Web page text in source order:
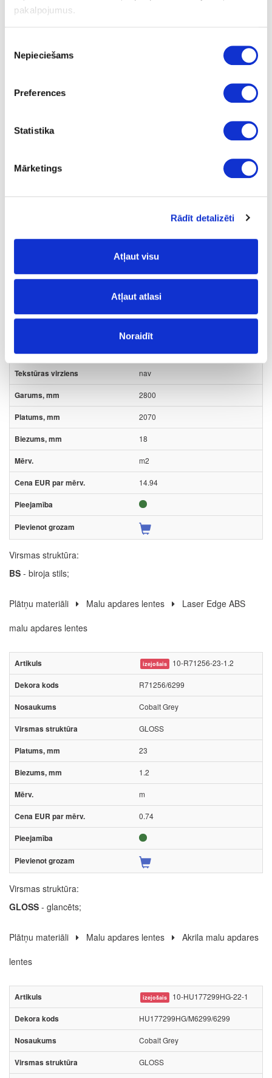
pakalpojumus.
izvēle
Nepieciešams
Preferences
Statistika
Mārketings
Rādīt detalizēti
Atļaut visu
Atļaut atlasi
Noraidīt
BS- biroja stils;
01-B6299-BS-18
nav
2800
2070
18
m2
14.94
Virsmas struktūra:
BS - biroja stils;
Plātņu materiāli Malu apdares lentes
Laser Edge ABS
malu apdares lentes
izejošais 10-R71256-23-1.2
R71256/6299
Cobalt Grey
GLOSS
23
1.2
m
0.74
Virsmas struktūra:
GLOSS - glancēts;
Plātņu materiāli Malu apdares lentes
Akrila malu apdares
lentes
izejošais 10-HU177299HG-22-1
HU177299HG/M6299/6299
Cobalt Grey
GLOSS